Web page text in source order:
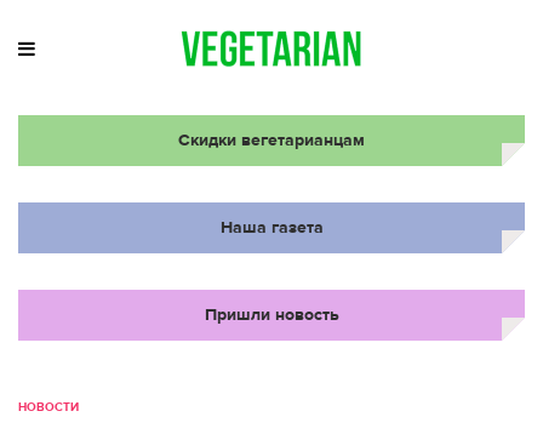
Скидки вегетарианцам
Наша газета
Пришли новость
НОВОСТИ